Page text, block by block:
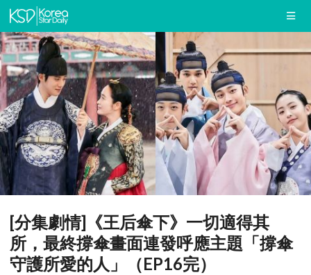
[分集劇情]《王后傘下》一切適得其
所，最終撐傘畫面連發呼應主題「撐傘
守護所愛的人」（EP16完）